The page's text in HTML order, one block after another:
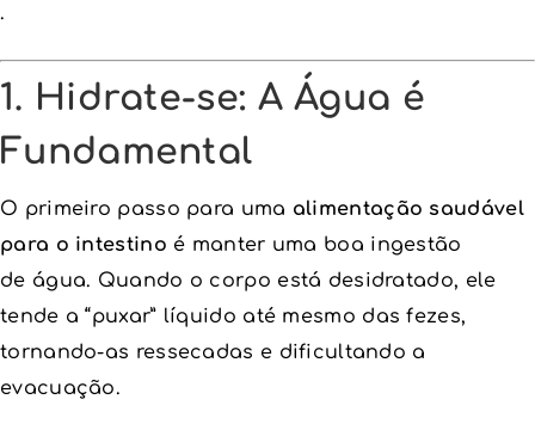
.
1. Hidrate-se: A Água é
Fundamental
O primeiro passo para uma alimentação saudável
para o intestino é manter uma boa ingestão
de água. Quando o corpo está desidratado, ele
tende a “puxar” líquido até mesmo das fezes,
tornando-as ressecadas e dificultando a
evacuação.